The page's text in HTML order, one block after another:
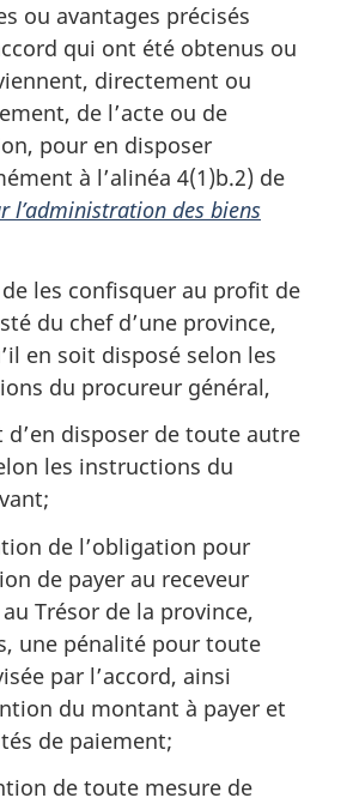
ou avantages précisés
qui ont été obtenus ou
directement ou
de l’acte ou de
pour en disposer
à l’alinéa 4(1)b.2) de
l’administration des biens
les confisquer au profit de
du chef d’une province,
en soit disposé selon les
du procureur général,
d’en disposer de toute autre
les instructions du
de l’obligation pour
de payer au receveur
Trésor de la province,
une pénalité pour toute
par l’accord, ainsi
du montant à payer et
de paiement;
de toute mesure de